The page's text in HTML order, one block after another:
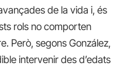
de la vida i, és
rols no comporten
Però, segons González,
intervenir des d’edats